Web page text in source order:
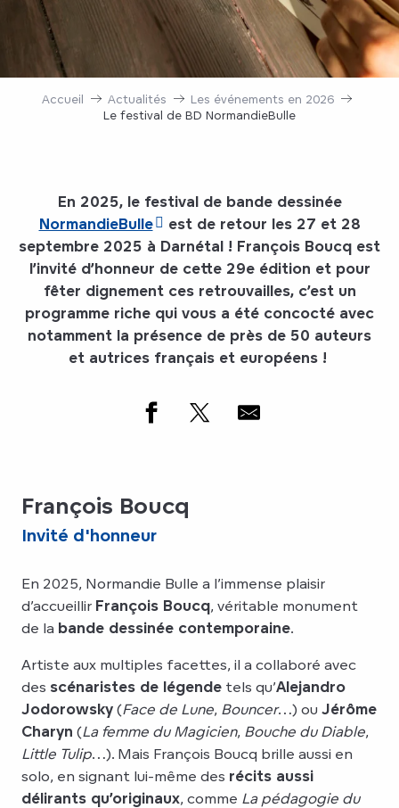
Accueil Actualités
Les événements en 2026
Le festival de BD NormandieBulle
En 2025, le festival de bande dessinée
NormandieBulle
est de retour les 27 et 28
septembre 2025 à Darnétal ! François Boucq est
l’invité d’honneur de cette 29e édition et pour
fêter dignement ces retrouvailles, c’est un
programme riche qui vous a été concocté avec
notamment la présence de près de 50 auteurs
et autrices français et européens !
François Boucq
Invité d'honneur
En 2025, Normandie Bulle a l’immense plaisir
d’accueillir François Boucq, véritable monument
de la bande dessinée contemporaine.
Artiste aux multiples facettes, il a collaboré avec
des scénaristes de légende tels qu’Alejandro
Jodorowsky (Face de Lune, Bouncer…) ou Jérôme
Charyn (La femme du Magicien, Bouche du Diable,
Little Tulip…). Mais François Boucq brille aussi en
solo, en signant lui-même des récits aussi
délirants qu’originaux, comme La pédagogie du